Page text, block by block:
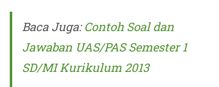
Baca Juga:Contoh Soal dan
Jawaban UAS/PAS Semester 1
SD/MI Kurikulum 2013